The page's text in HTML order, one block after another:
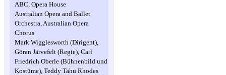
ABC, Opera House
Australian Opera and Ballet
Orchestra, Australian Opera
Chorus
Mark Wigglesworth (Dirigent),
Göran Järvefelt (Regie), Carl
Friedrich Oberle (Bühnenbild und
Kostüme), Teddy Tahu Rhodes